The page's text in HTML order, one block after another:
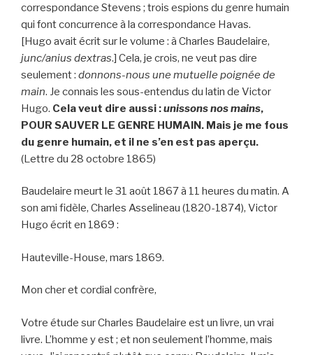
correspondance Stevens ; trois espions du genre humain
qui font concurrence à la correspondance Havas.
[Hugo avait écrit sur le volume : à Charles Baudelaire,
junc/anius dextras.] Cela, je crois, ne veut pas dire
seulement : donnons-nous une mutuelle poignée de
main. Je connais les sous-entendus du latin de Victor
Hugo. Cela veut dire aussi :unissons nos mains,
POUR SAUVER LE GENRE HUMAIN. Mais je me fous
du genre humain, et il ne s’en est pas aperçu.
(Lettre du 28 octobre 1865)
Baudelaire meurt le 31 août 1867 à 11 heures du matin. A
son ami fidèle, Charles Asselineau (1820-1874), Victor
Hugo écrit en 1869 :
Hauteville-House, mars 1869.
Mon cher et cordial confrère,
Votre étude sur Charles Baudelaire est un livre, un vrai
livre. L’homme y est ; et non seulement l’homme, mais